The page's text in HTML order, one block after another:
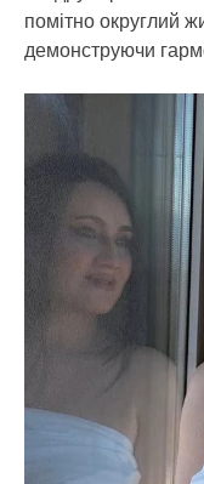
помітно округлий
демонструючи